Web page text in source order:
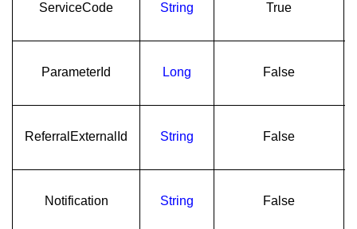
ServiceCode String True
ParameterId Long False
ReferralExternalId String False
Notification String False